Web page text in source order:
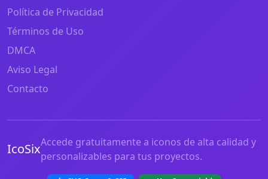
Política de Privacidad
Términos de Uso
DMCA
Aviso Legal
Contacto
IcoSixAccede gratuitamente a iconos de alta calidad y
personalizables para tus proyectos.